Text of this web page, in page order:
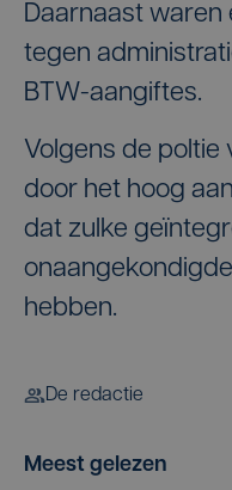
Daarnaast waren
tegen
BTW-aangiftes.
Volgens de poltie
door het hoog
dat zulke
hebben.
De redactie
Meest gelezen